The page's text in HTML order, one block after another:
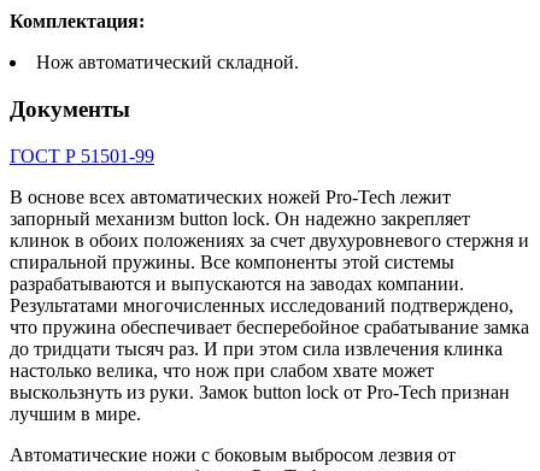
Комплектация:
Нож автоматический складной.
Документы
ГОСТ Р 51501-99
В основе всех автоматических ножей Pro-Tech лежит
запорный механизм button lock. Он надежно закрепляет
клинок в обоих положениях за счет двухуровневого стержня и
спиральной пружины. Все компоненты этой системы
разрабатываются и выпускаются на заводах компании.
Результатами многочисленных исследований подтверждено,
что пружина обеспечивает бесперебойное срабатывание замка
до тридцати тысяч раз. И при этом сила извлечения клинка
настолько велика, что нож при слабом хвате может
выскользнуть из руки. Замок button lock от Pro-Tech признан
лучшим в мире.
Автоматические ножи с боковым выбросом лезвия от